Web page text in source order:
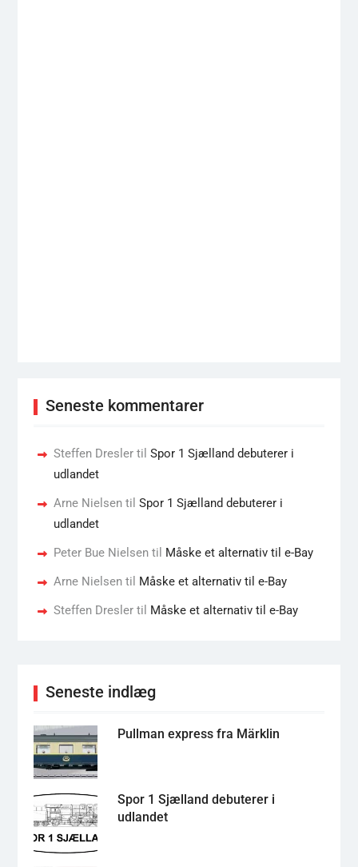
Seneste kommentarer
Steffen Dreslertil Spor 1 Sjælland debuterer i
udlandet
Arne Nielsentil Spor 1 Sjælland debuterer i
udlandet
Peter Bue Nielsentil Måske et alternativ til e-Bay
Arne Nielsentil Måske et alternativ til e-Bay
Steffen Dreslertil Måske et alternativ til e-Bay
Seneste indlæg
Pullman express fra Märklin
Spor 1 Sjælland debuterer i
udlandet